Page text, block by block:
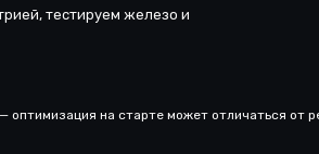
тестируем железо и
на старте может отличаться от